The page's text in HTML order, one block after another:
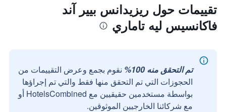
تقييمات حول ريزيدانس بيير آند
فاكانسيس ليه تاماري
تم التحقق منه 100%
نقوم بجمع وعرض التقييمات من
الحجوزات التي تم التحقق منها فقط والتي تم إجراؤها
بواسطة مستخدمين حقيقيين مع HotelsCombined أو
مع شركائنا الخارجيين الموثوقين.